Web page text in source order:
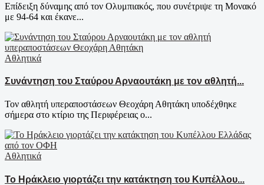
Επίδειξη δύναμης από τον Ολυμπιακός, που συνέτριψε τη Μονακό
με 94-64 και έκανε...
Αθλητικά
Συνάντηση του Σταύρου Αρναουτάκη με τον αθλητή...
Τον αθλητή υπεραποστάσεων Θεοχάρη Αθητάκη υποδέχθηκε
σήμερα στο κτίριο της Περιφέρειας ο...
Αθλητικά
Το Ηράκλειο γιορτάζει την κατάκτηση του Κυπέλλου...